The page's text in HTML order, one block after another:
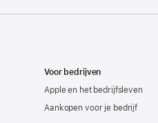
Voor bedrijven
Apple en het bedrijfsleven
Aankopen voor je bedrijf